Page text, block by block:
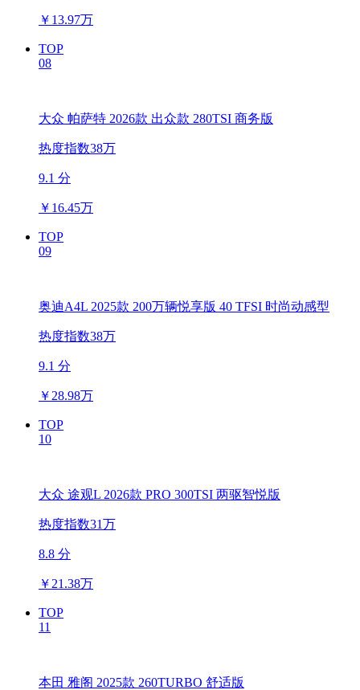
￥ 13.97万
TOP
08
大众 帕萨特 2026款 出众款 280TSI 商务版
热度指数38万
9.1 分
￥ 16.45万
TOP
09
奥迪A4L 2025款 200万辆悦享版 40 TFSI 时尚动感型
热度指数38万
9.1 分
￥ 28.98万
TOP
10
大众 途观L 2026款 PRO 300TSI 两驱智悦版
热度指数31万
8.8 分
￥ 21.38万
TOP
11
本田 雅阁 2025款 260TURBO 舒适版